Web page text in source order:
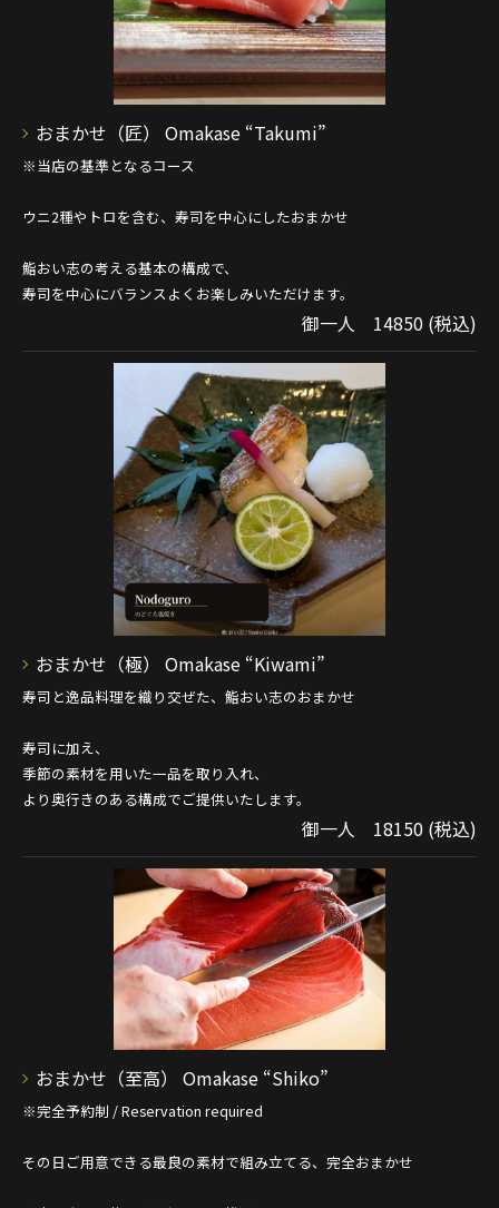
おまかせ（匠） Omakase “Takumi”
※当店の基準となるコース
ウニ2種やトロを含む、寿司を中心にしたおまかせ
鮨おい志の考える基本の構成で、
寿司を中心にバランスよくお楽しみいただけます。
御一人 14850 (税込)
おまかせ（極） Omakase “Kiwami”
寿司と逸品料理を織り交ぜた、鮨おい志のおまかせ
寿司に加え、
季節の素材を用いた一品を取り入れ、
より奥行きのある構成でご提供いたします。
御一人 18150 (税込)
おまかせ（至高） Omakase “Shiko”
※完全予約制 / Reservation required
その日ご用意できる最良の素材で組み立てる、完全おまかせ